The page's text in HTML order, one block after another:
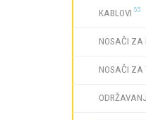
KABLOVI 55
NOSAČI ZA
NOSAČI ZA